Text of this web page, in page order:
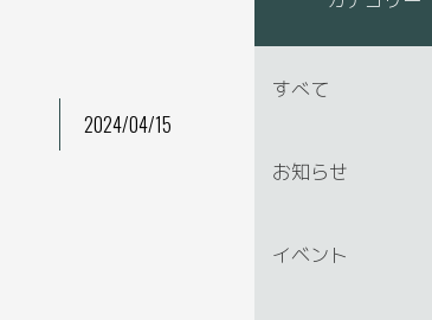
2024/04/15
すべて
お知らせ
イベント